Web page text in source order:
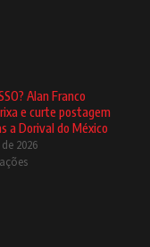
Alan Franco
e curte postagem
a Dorival do México
2026